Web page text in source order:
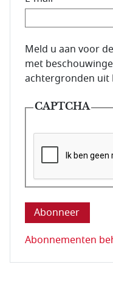
E-mailadres van
Meld u aan voor
met
achtergronden uit
CAPTCHA
Deze vraag is
Abonnementen